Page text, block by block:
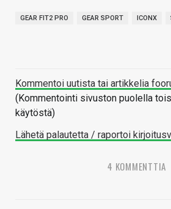
GEAR FIT2 PRO GEAR SPORT ICONX
Kommentoi uutista tai artikkelia
(Kommentointi sivuston puolella
käytöstä)
Lähetä palautetta / raportoi
4 KOMMENTTIA